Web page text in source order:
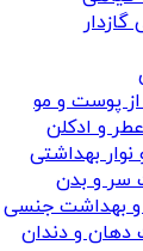
پوست و مو
و ادکلن
بهداشتی
سر و بدن
و بهداشت جنسی
دهان و دندان